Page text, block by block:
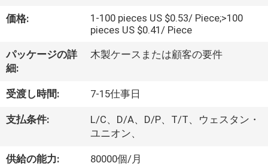
VR
シ
ョ
ー
企
価格:
1-100 pieces US $0.53/ Piece;>100
pieces US $0.41/ Piece
パッケージの詳
細:
木製ケースまたは顧客の要件
受渡し時間: 7-15仕事日
支払条件:
L/C、D/A、D/P、T/T、ウェスタン・
ユニオン、
供給の能力: 80000個/月